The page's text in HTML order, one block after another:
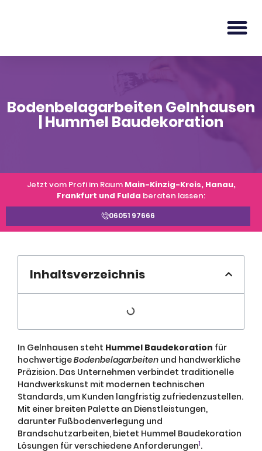
Bodenbelagarbeiten Gelnhausen
| Hummel Baudekoration
Jetzt vom Profi im Raum Main-Kinzig-Kreis, Hanau,
Frankfurt und Fulda beraten lassen:
06051 97666
Inhaltsverzeichnis
In Gelnhausen steht Hummel Baudekoration für
hochwertigeBodenbelagarbeiten und handwerkliche
Präzision. Das Unternehmen verbindet traditionelle
Handwerkskunst mit modernen technischen
Standards, um Kunden langfristig zufriedenzustellen.
Mit einer breiten Palette an Dienstleistungen,
darunter Fußbodenverlegung und
Brandschutzarbeiten, bietet Hummel Baudekoration
Lösungen für verschiedene Anforderungen1.